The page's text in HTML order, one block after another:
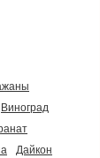
Виноград
Дайкон